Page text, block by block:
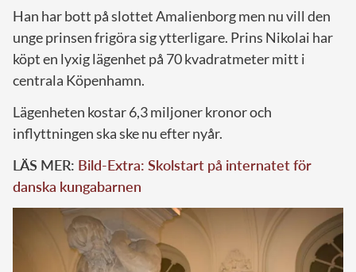
Han har bott på slottet Amalienborg men nu vill den
unge prinsen frigöra sig ytterligare. Prins Nikolai har
köpt en lyxig lägenhet på 70 kvadratmeter mitt i
centrala Köpenhamn.
Lägenheten kostar 6,3 miljoner kronor och
inflyttningen ska ske nu efter nyår.
LÄS MER: Bild-Extra: Skolstart på internatet för
danska kungabarnen